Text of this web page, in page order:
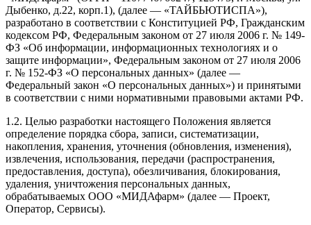
Дыбенко, д.22, корп.1), (далее — «ТАЙБЬЮТИСПА»),
разработано в соответствии с Конституцией РФ, Гражданским
кодексом РФ, Федеральным законом от 27 июля 2006 г. № 149-
ФЗ «Об информации, информационных технологиях и о
защите информации», Федеральным законом от 27 июля 2006
г. № 152-ФЗ «О персональных данных» (далее —
Федеральный закон «О персональных данных») и принятыми
в соответствии с ними нормативными правовыми актами РФ.
1.2. Целью разработки настоящего Положения является
определение порядка сбора, записи, систематизации,
накопления, хранения, уточнения (обновления, изменения),
извлечения, использования, передачи (распространения,
предоставления, доступа), обезличивания, блокирования,
удаления, уничтожения персональных данных,
обрабатываемых ООО «МИДАфарм» (далее — Проект,
Оператор, Сервисы).